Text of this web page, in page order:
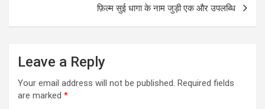
p
फ़िल्म सुई धागा के नाम जुड़ी एक और उपलब्धि
Leave a Reply
Your email address will not be published. Required fields
are marked *